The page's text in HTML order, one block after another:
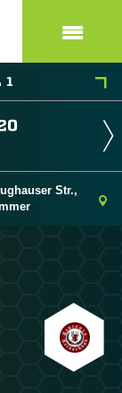
1
Str.,